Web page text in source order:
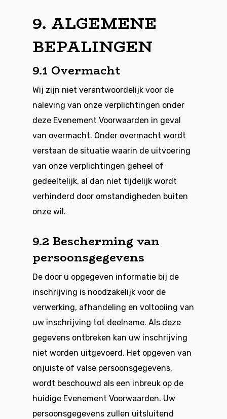
9. ALGEMENE
BEPALINGEN
9.1 Overmacht
Wij zijn niet verantwoordelijk voor de
naleving van onze verplichtingen onder
deze Evenement Voorwaarden in geval
van overmacht. Onder overmacht wordt
verstaan de situatie waarin de uitvoering
van onze verplichtingen geheel of
gedeeltelijk, al dan niet tijdelijk wordt
verhinderd door omstandigheden buiten
onze wil.
9.2 Bescherming van
persoonsgegevens
De door u opgegeven informatie bij de
inschrijving is noodzakelijk voor de
verwerking, afhandeling en voltooiing van
uw inschrijving tot deelname. Als deze
gegevens ontbreken kan uw inschrijving
niet worden uitgevoerd. Het opgeven van
onjuiste of valse persoonsgegevens,
wordt beschouwd als een inbreuk op de
huidige Evenement Voorwaarden. Uw
persoonsgegevens zullen uitsluitend